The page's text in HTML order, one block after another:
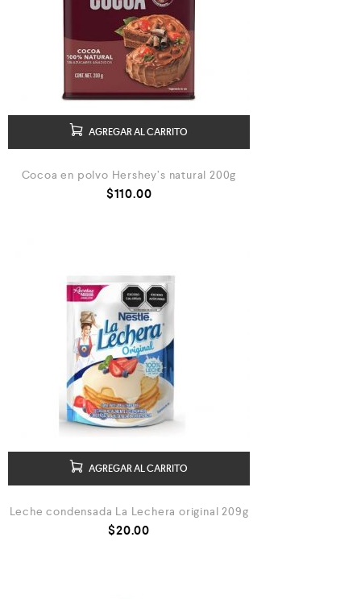
AGREGAR AL CARRITO
Cocoa en polvo Hershey’s natural 200g
$110.00
AGREGAR AL CARRITO
Leche condensada La Lechera original 209g
$20.00